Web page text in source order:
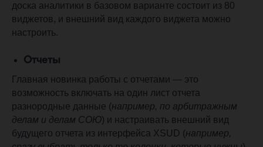
доска аналитики в базовом варианте состоит из 80
виджетов, и внешний вид каждого виджета можно
настроить.
Отчеты
Главная новинка работы с отчетами — это
возможность включать на один лист отчета
разнородные данные (например, по арбитражным
делам и делам СОЮ) и настраивать внешний вид
будущего отчета из интерфейса XSUD (например,